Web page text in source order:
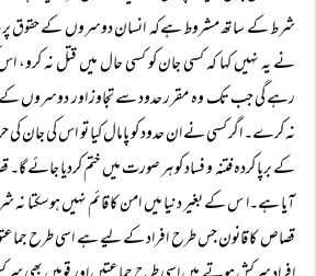
شرط کے ساتھ مشروط ہےکہ انسان دوسروں کے حقوق
نے یہ نہیں کہا کہ کسی جان کو کسی حال میں قتل نہ
رہے گی جب تک وہ مقرر حدود سے تجاوز اور دوسروں کے
نہ کرے۔ اگر کسی نے ان حدود کو پامال کیا تو اس کی جان
کے برپا کردہ فتنہ و فساد کو ہر صورت میں ختم کردیا جائے
آیا ہے۔ا س کے بغیر دنیا میں امن کا قائم نہیں ہوسکتا
قصاص کا قانون جس طرح افراد کے لیے ہے اسی طرح